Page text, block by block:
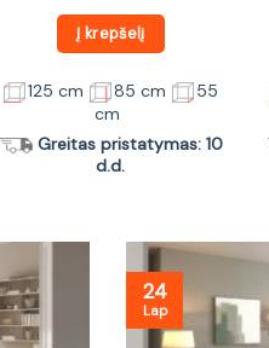
Į krepšelį
125 cm 85 cm
55
cm
Greitas pristatymas: 10
d.d.
24
Lap